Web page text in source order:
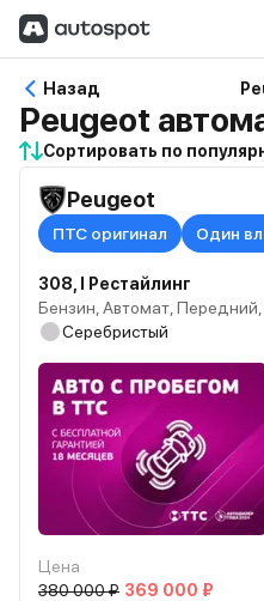
Назад
Peugeot
Сортировать по
Peugeot
ПТС оригинал Один
308, I Рестайлинг
Бензин, Автомат, Передний,
Серебристый
Цена
380 000 ₽ 369 000 ₽